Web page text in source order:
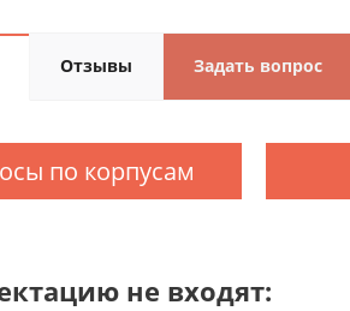
Отзывы Задать вопрос
по корпусам
не входят: